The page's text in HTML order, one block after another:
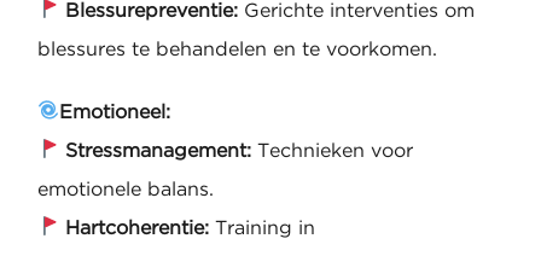
Blessurepreventie: Gerichte interventies om
blessures te behandelen en te voorkomen.
Emotioneel:
Stressmanagement: Technieken voor
emotionele balans.
Hartcoherentie: Training in